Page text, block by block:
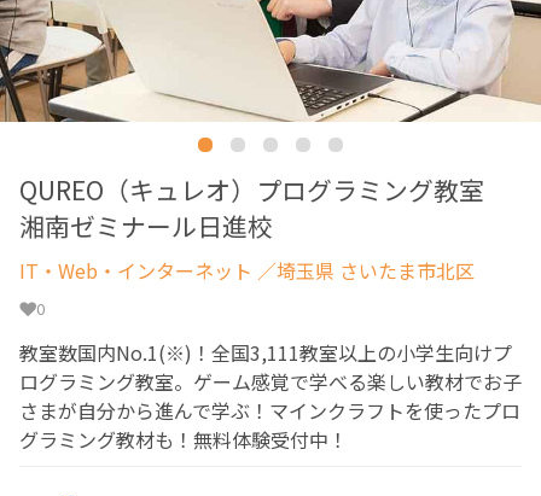
QUREO（キュレオ）プログラミング教室
湘南ゼミナール日進校
IT・Web・インターネット ／埼玉県 さいたま市北区
0
教室数国内No.1(※)！全国3,111教室以上の小学生向けプ
ログラミング教室。ゲーム感覚で学べる楽しい教材でお子
さまが自分から進んで学ぶ！マインクラフトを使ったプロ
グラミング教材も！無料体験受付中！